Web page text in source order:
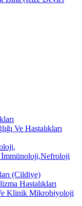
Ve Hastalıkları
(Cildiye)
Hastalıkları
Klinik Mikrobiyoloji